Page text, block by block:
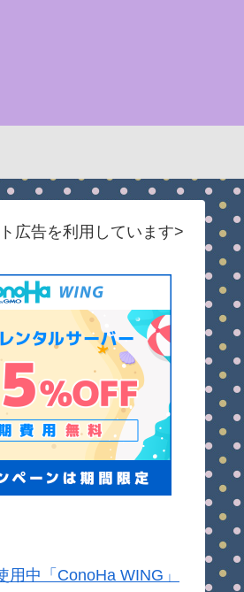
広告を利用しています>
用中「ConoHa WING」